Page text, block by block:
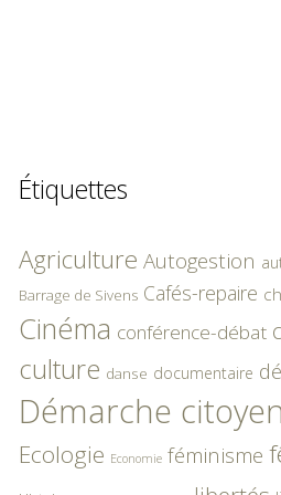
Étiquettes
Agriculture Autogestion
Barrage de Sivens Cafés-repaire
Cinéma conférence-débat
culture danse documentaire
Démarche
Ecologie Economie féminisme